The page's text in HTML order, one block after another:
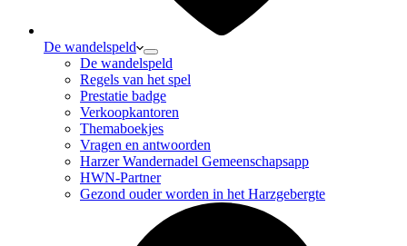
De wandelspeld
De wandelspeld
Regels van het spel
Prestatie badge
Verkoopkantoren
Themaboekjes
Vragen en antwoorden
Harzer Wandernadel Gemeenschapsapp
HWN-Partner
Gezond ouder worden in het Harzgebergte